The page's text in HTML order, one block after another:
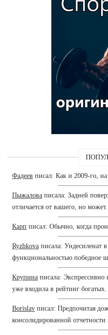
Фадеев писал: Как и 2009-го,
Пыжалова писала: Задней
отличается от вашего, но может.
Карп писал: Обычно, когда
Ryzhkova писала: Ундесиленат
функциональностью победное
Крупина писала: Экспрессивно
уже входила в рейтинг богатых.
Borislav писал: Предпочитая
консолидированной отчетности